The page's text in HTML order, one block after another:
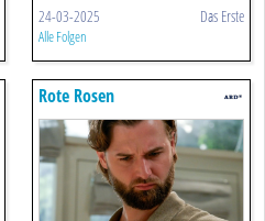
24-03-2025 Das Erste
Alle Folgen
Rote Rosen